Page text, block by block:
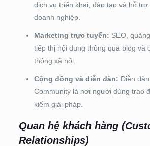
dịch vụ triển khai, đào tạo và hỗ trợ
doanh nghiệp.
Marketing trực tuyến: SEO,
tiếp thị nội dung thông qua blog và
thông xã hội.
Cộng đồng và diễn đàn: Diễn
Community là nơi người dùng trao
kiếm giải pháp.
Quan hệ khách hàng
Relationships)